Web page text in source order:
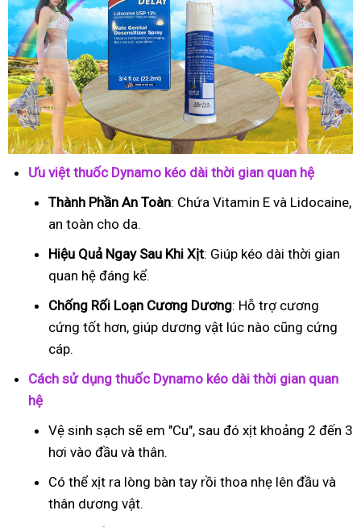
Ưu việt thuốc Dynamo kéo dài thời gian quan hệ
Thành Phần An Toàn: Chứa Vitamin E và Lidocaine,
an toàn cho da.
Hiệu Quả Ngay Sau Khi Xịt: Giúp kéo dài thời gian
quan hệ đáng kể.
Chống Rối Loạn Cương Dương: Hỗ trợ cương
cứng tốt hơn, giúp dương vật lúc nào cũng cứng
cáp.
Cách sử dụng thuốc Dynamo kéo dài thời gian quan
hệ
Vệ sinh sạch sẽ em "Cu", sau đó xịt khoảng 2 đến 3
hơi vào đầu và thân.
Có thể xịt ra lòng bàn tay rồi thoa nhẹ lên đầu và
thân dương vật.